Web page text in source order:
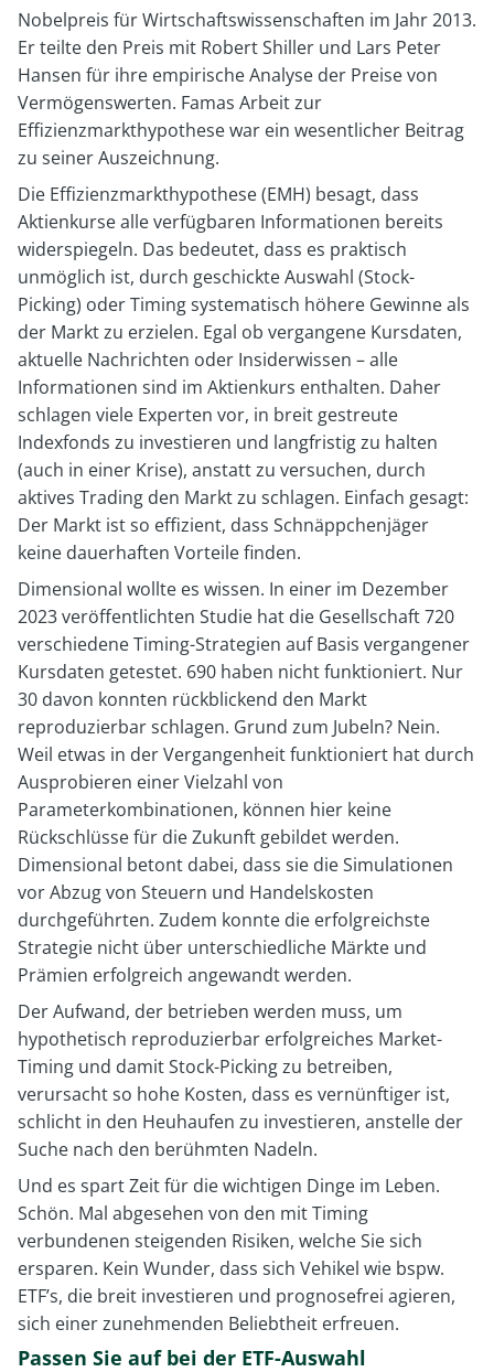
Nobelpreis für Wirtschaftswissenschaften im Jahr 2013.
Er teilte den Preis mit Robert Shiller und Lars Peter
Hansen für ihre empirische Analyse der Preise von
Vermögenswerten. Famas Arbeit zur
Effizienzmarkthypothese war ein wesentlicher Beitrag
zu seiner Auszeichnung.
Die Effizienzmarkthypothese (EMH) besagt, dass
Aktienkurse alle verfügbaren Informationen bereits
widerspiegeln. Das bedeutet, dass es praktisch
unmöglich ist, durch geschickte Auswahl (Stock-
Picking) oder Timing systematisch höhere Gewinne als
der Markt zu erzielen. Egal ob vergangene Kursdaten,
aktuelle Nachrichten oder Insiderwissen – alle
Informationen sind im Aktienkurs enthalten. Daher
schlagen viele Experten vor, in breit gestreute
Indexfonds zu investieren und langfristig zu halten
(auch in einer Krise), anstatt zu versuchen, durch
aktives Trading den Markt zu schlagen. Einfach gesagt:
Der Markt ist so effizient, dass Schnäppchenjäger
keine dauerhaften Vorteile finden.
Dimensional wollte es wissen. In einer im Dezember
2023 veröffentlichten Studie hat die Gesellschaft 720
verschiedene Timing-Strategien auf Basis vergangener
Kursdaten getestet. 690 haben nicht funktioniert. Nur
30 davon konnten rückblickend den Markt
reproduzierbar schlagen. Grund zum Jubeln? Nein.
Weil etwas in der Vergangenheit funktioniert hat durch
Ausprobieren einer Vielzahl von
Parameterkombinationen, können hier keine
Rückschlüsse für die Zukunft gebildet werden.
Dimensional betont dabei, dass sie die Simulationen
vor Abzug von Steuern und Handelskosten
durchgeführten. Zudem konnte die erfolgreichste
Strategie nicht über unterschiedliche Märkte und
Prämien erfolgreich angewandt werden.
Der Aufwand, der betrieben werden muss, um
hypothetisch reproduzierbar erfolgreiches Market-
Timing und damit Stock-Picking zu betreiben,
verursacht so hohe Kosten, dass es vernünftiger ist,
schlicht in den Heuhaufen zu investieren, anstelle der
Suche nach den berühmten Nadeln.
Und es spart Zeit für die wichtigen Dinge im Leben.
Schön. Mal abgesehen von den mit Timing
verbundenen steigenden Risiken, welche Sie sich
ersparen. Kein Wunder, dass sich Vehikel wie bspw.
ETF’s, die breit investieren und prognosefrei agieren,
sich einer zunehmenden Beliebtheit erfreuen.
Passen Sie auf bei der ETF-Auswahl